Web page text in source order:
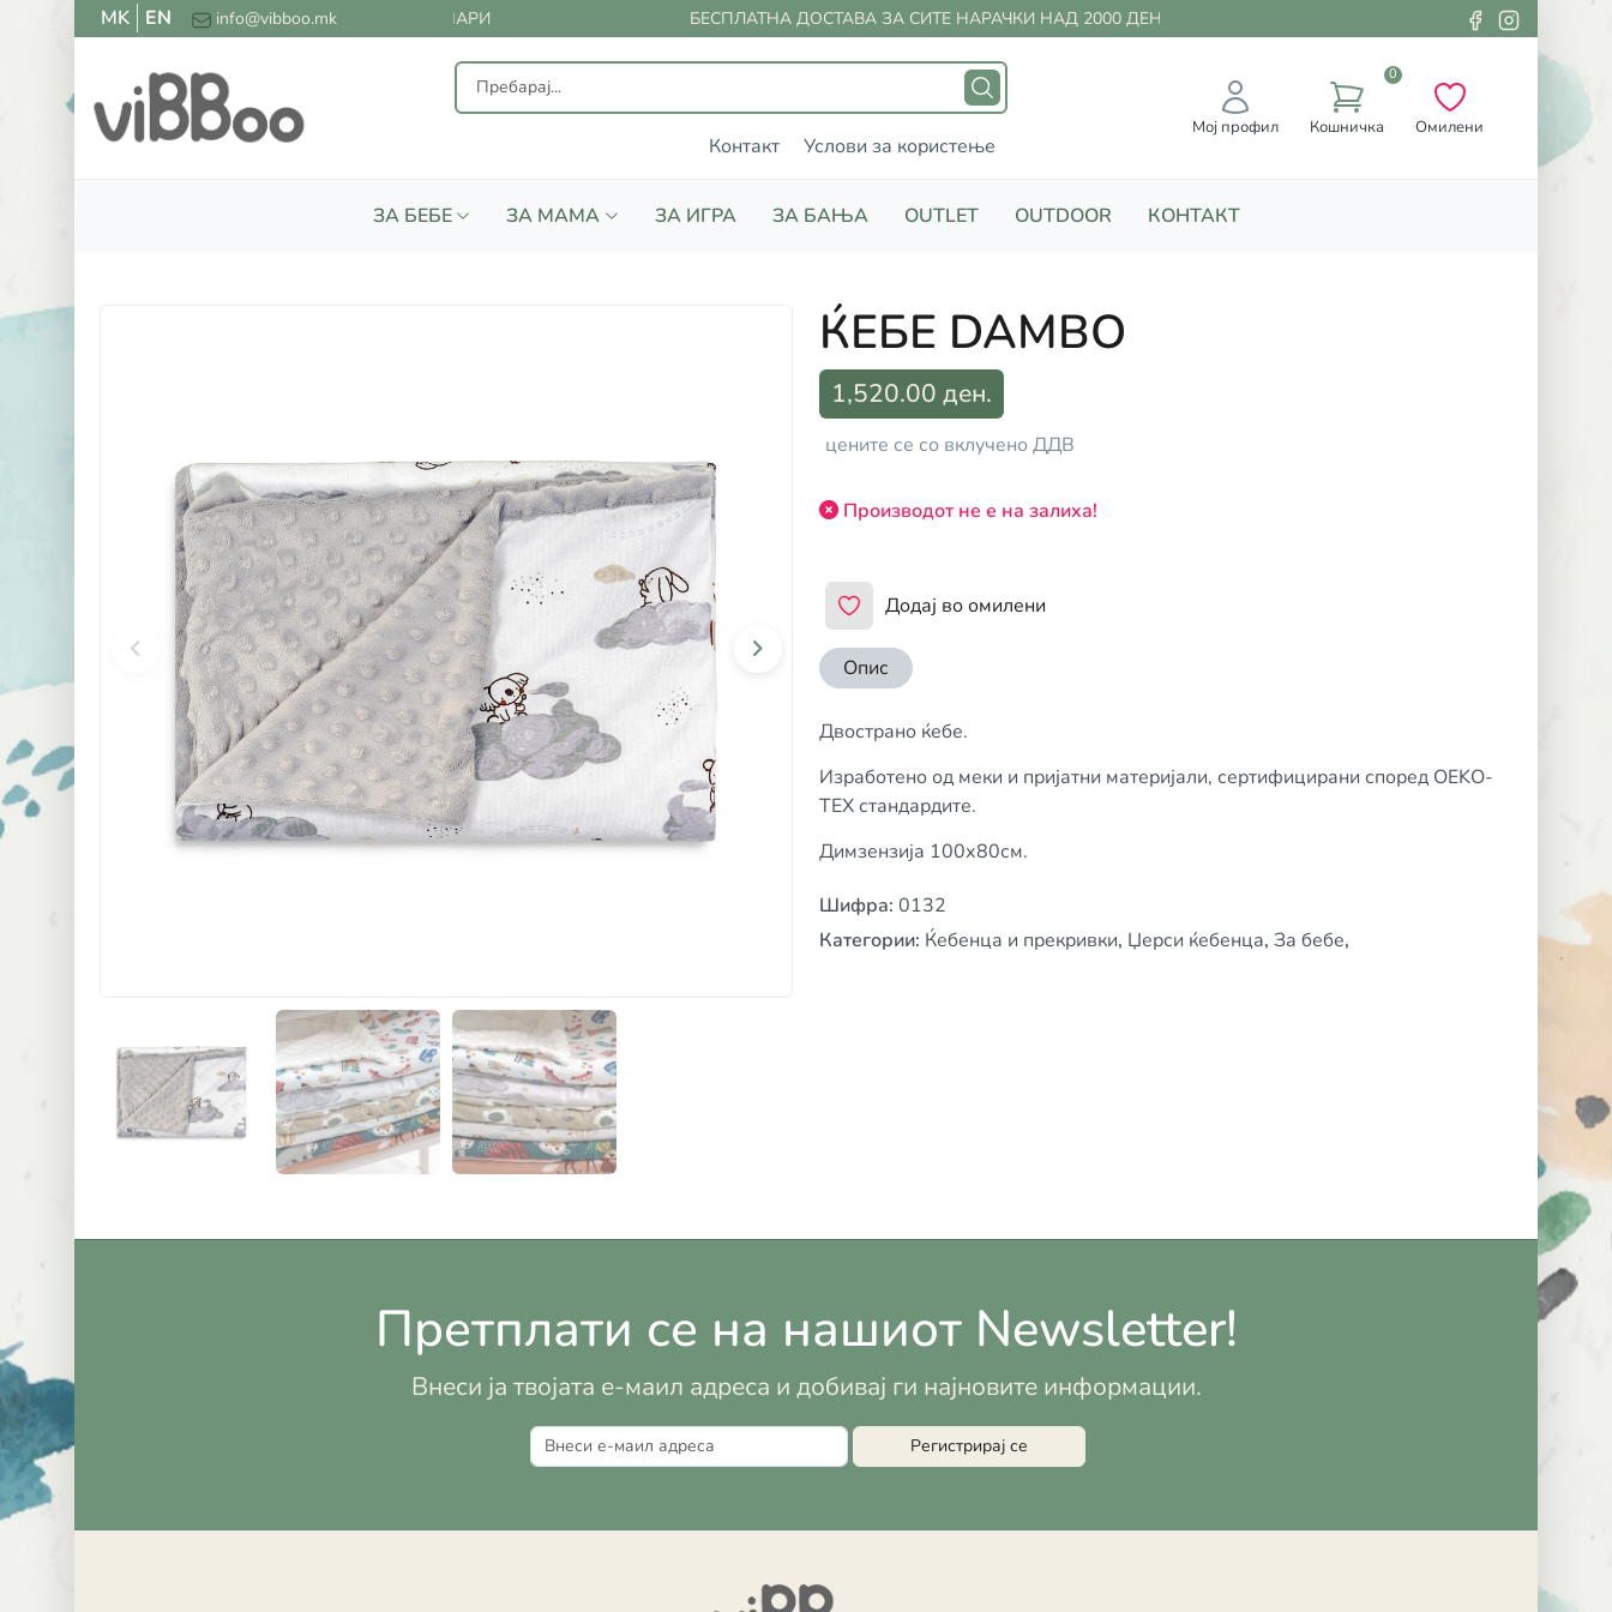
MK EN info@vibboo.mk
ДОСТАВА ЗА СИТЕ НАРАЧКИ НАД 2000 ДЕНАРИ БЕСПЛАТНА ДОСТАВА ЗА СИТЕ НАРАЧКИ НАД 2000 ДЕНАРИ
Контакт Услови за користење
Мој профил
0
Кошничка Омилени
ЗА БЕБЕ ЗА МАМА ЗА ИГРА ЗА БАЊА OUTLET OUTDOOR КОНТАКТ
ЌЕБЕ DAMBO
1,520.00 ден.
цените се со вклучено ДДВ
Производот не е на залиха!
Додај во омилени
Опис
Двострано ќебе.
Изработено од меки и пријатни материјали, сертифицирани според OEKO-
TEX стандардите.
Димзензија 100х80см.
Шифра: 0132
Категории: Ќебенца и прекривки, Џерси ќебенца, За бебе,
Претплати се на нашиот Newsletter!
Внеси ја твојата е-маил адреса и добивај ги најновите информации.
Регистрирај се